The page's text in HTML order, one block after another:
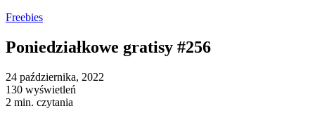
Freebies
Poniedziałkowe gratisy #256
24 października, 2022
130 wyświetleń
2 min. czytania